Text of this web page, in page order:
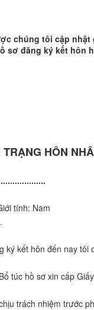
chúng tôi cập
sơ đăng ký kết hôn
HÔN
tính: Nam
kết hôn đến nay tôi
túc hồ sơ xin cấp
trách nhiệm trước